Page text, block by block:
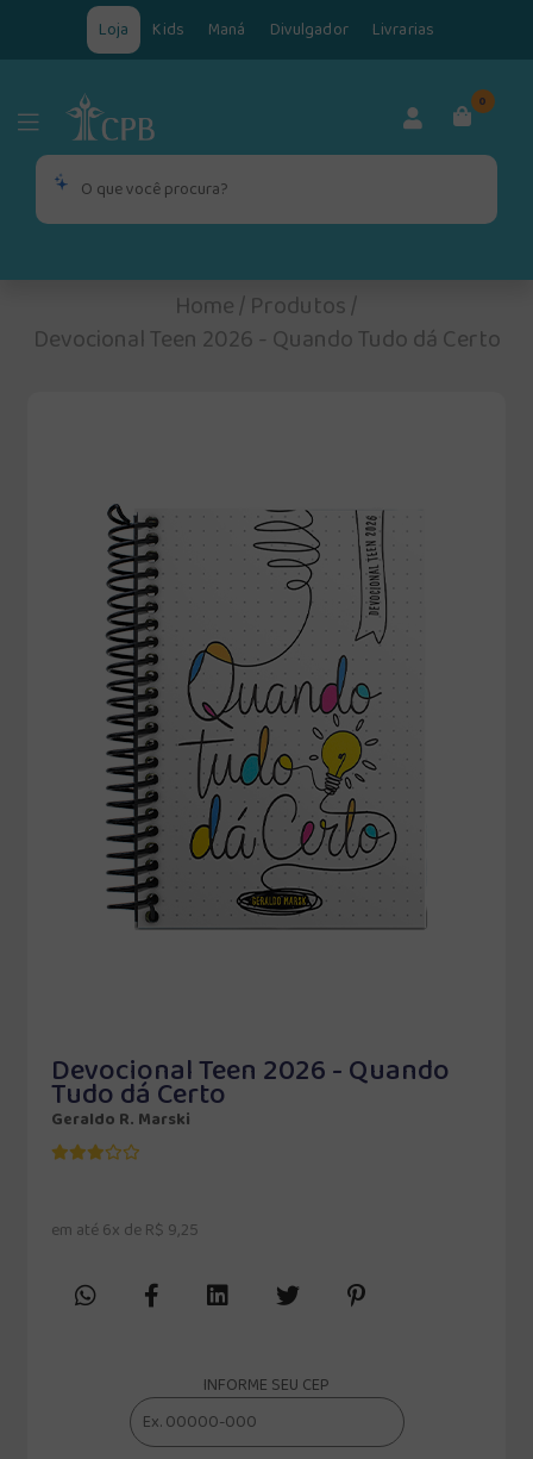
Loja Kids Maná Divulgador Livrarias
0
Home/Produtos/
Devocional Teen 2026 - Quando Tudo dá Certo
Devocional Teen 2026 - Quando
Tudo dá Certo
Geraldo R. Marski
em até 6x de R$ 9,25
INFORME SEU CEP